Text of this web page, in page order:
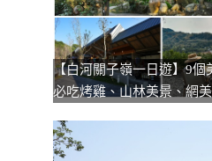
【白河關子嶺一日遊】9
必吃烤雞、山林美景、網